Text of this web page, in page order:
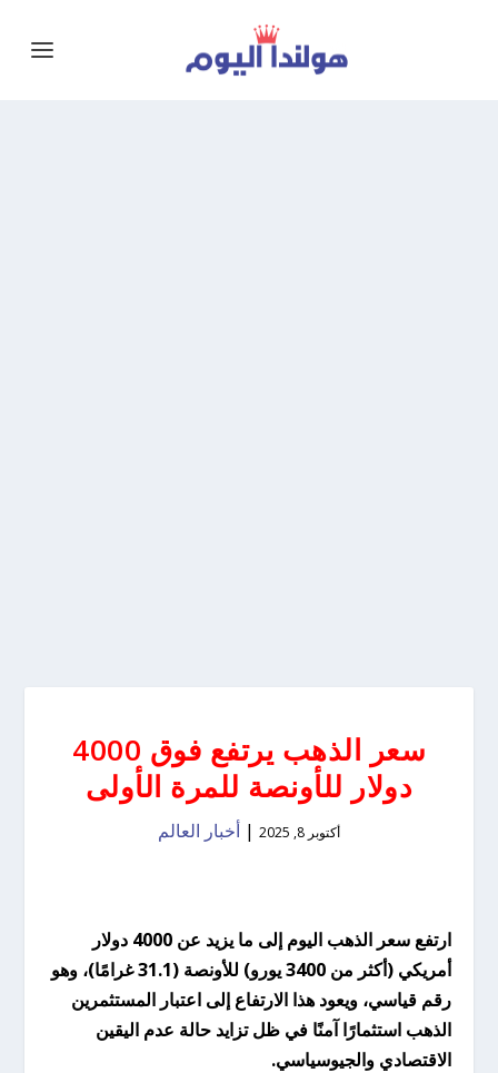
سعر الذهب يرتفع فوق 4000
دولار للأونصة للمرة الأولى
أكتوبر 8, 2025 | أخبار العالم
ارتفع سعر الذهب اليوم إلى ما يزيد عن 4000 دولار
أمريكي (أكثر من 3400 يورو) للأونصة (31.1 غرامًا)، وهو
رقم قياسي، ويعود هذا الارتفاع إلى اعتبار المستثمرين
الذهب استثمارًا آمنًا في ظل تزايد حالة عدم اليقين
الاقتصادي والجيوسياسي.